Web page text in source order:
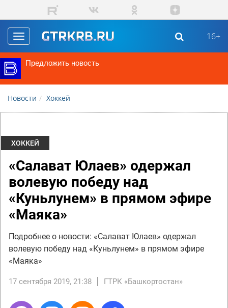
Перейти к основному содержанию
Toggle
navigation
16+
Предложить новость
Новости Хоккей
ХОККЕЙ
«Салават Юлаев» одержал
волевую победу над
«Куньлунем» в прямом эфире
«Маяка»
Подробнее о новости: «Салават Юлаев» одержал
волевую победу над «Куньлунем» в прямом эфире
«Маяка»
17 сентября 2019, 21:38 ГТРК «Башкортостан»